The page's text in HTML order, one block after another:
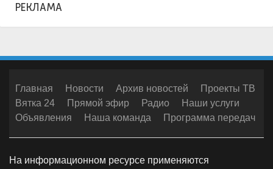
РЕКЛАМА
Главная Новости Архив новостей
Проекты ТВ
Вятка 24
Прямой эфир Радио
Наши услуги
Объявления
Наша команда Программа передач
На информационном ресурсе применяются